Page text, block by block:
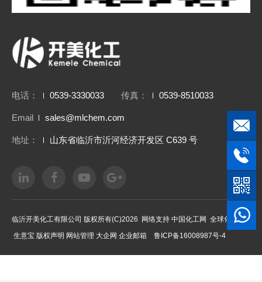
电话： 0539-3330033 传真： 0539-8510033
Email sales@mlchem.com
地址： 山东省临沂市沂河经济开发区 C639 号
临沂开美化工有限公司 版权所有(C)2026 网络支持 中国化工网 全球化工网
生意宝 版权声明 网站管理 大企网 企业邮箱 鲁ICP备16008987号-4